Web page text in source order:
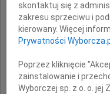
Dyrektora
wielokrotnie
skontaktuj się z
zakresu sprzeciwu i
kierowany. Więcej
Prywatności
Poprzez kliknięcie
zainstalowanie i
Wyborczej sp. z o. o. jej